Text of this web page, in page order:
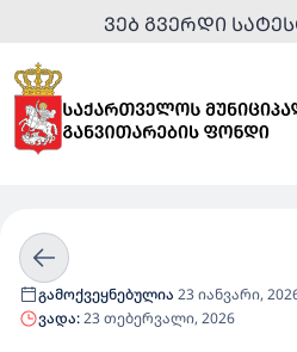
ᲕᲔᲑ ᲒᲕᲔᲠᲓᲘ
გამოქვეყნებულია 23 იანვარი,
ვადა:23 თებერვალი, 2026